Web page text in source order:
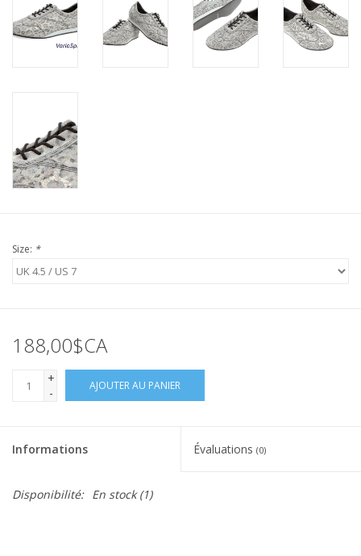
Size: *
188,00$CA
+
-
AJOUTER AU PANIER
Informations Évaluations (0)
Disponibilité: En stock(1)